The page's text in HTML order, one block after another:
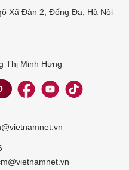
Xã Đàn 2, Đống Đa, Hà Nội
Thị Minh Hưng